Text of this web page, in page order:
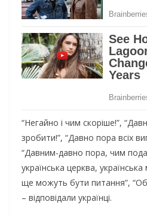
“Негайно і чим скоріше!”,
зробити!”, “Давно пора всіх
“Давним-давно пора, чим
українська церква,
ще можуть бути питання”,
– відповідали українці.